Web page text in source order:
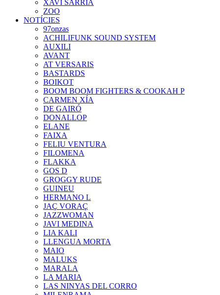
XAVI SARRIÀ
ZOO
NOTÍCIES
97onzas
ACHILIFUNK SOUND SYSTEM
AUXILI
AVANT
AT VERSARIS
BASTARDS
BOIKOT
BOOM BOOM FIGHTERS & COOKAH P
CARMEN XÍA
DE GAIRÓ
DONALLOP
ELANE
FAIXA
FELIU VENTURA
FILOMENA
FLAKKA
GOS D
GROGGY RUDE
GUINEU
HERMANO L
JAÇ VORAÇ
JAZZWOMAN
JAVI MEDINA
LIA KALI
LLENGUA MORTA
MAIO
MALUKS
MARALA
LA MARIA
LAS NINYAS DEL CORRO